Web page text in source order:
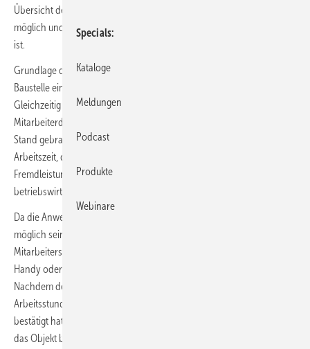
Übersicht der Gesamtsituation der Firma sind mit einem Mausklick
möglich und zeigen dem Nutzer auf, wie seine Firma aktuell aufgestellt
ist.
Grundlage dafür ist, dass vor jedem Auftrag, Objekt bzw. einer neuen
Baustelle eine Vorkalkulation zwingend eingegeben werden muss.
Gleichzeitig ist es von Bedeutung, dass fortlaufend auch
Mitarbeiterdaten, Arbeitszeiten, Kontostände etc. auf den neuesten
Stand gebracht werden. Dies beinhaltet Posten wie die kalkulierte
Arbeitszeit, die Kosten für Materialeinkauf sowie -verkauf und
Fremdleistungen. Im Ergebnis erfährt der Nutzer, ob der Auftrag
betriebswirtschaftlich rentabel ist.
Da die Anwendung bzw. der tägliche Aufwand mit Neos1 so gering wie
möglich sein sollte, werden täglich die Arbeitsstunden des
Mitarbeiters automatisch auf dessen jeweiliger Baustelle über sein
Handy oder an seinem Arbeitsplatz über den PC eingetragen.
Nachdem der Meister oder Firmeninhaber die geleisteten
Arbeitsstunden des Mitarbeiters kontrolliert und im Programm
bestätigt hat, sind diese Arbeitszeiten automatisch auf die Baustelle,
das Objekt bzw. die Dienstleistung gebucht. So sieht man auch im
Specials
Kataloge
Meldungen
Podcast
Produkte
Webinare